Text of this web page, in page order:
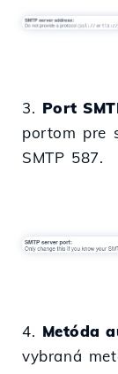
3. Port
portom pre
SMTP 587.
4. Metóda
vybraná